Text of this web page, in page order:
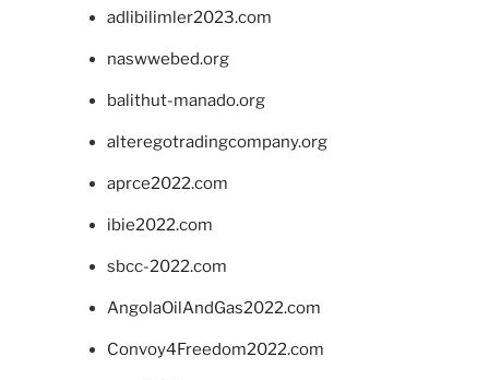
adlibilimler2023.com
naswwebed.org
balithut-manado.org
alteregotradingcompany.org
aprce2022.com
ibie2022.com
sbcc-2022.com
AngolaOilAndGas2022.com
Convoy4Freedom2022.com